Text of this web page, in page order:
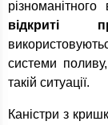
відкриті
системи
такій ситуації.
Каністри з